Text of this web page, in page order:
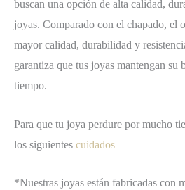
buscan una opción de alta calidad,
joyas. Comparado con el chapado, el
mayor calidad, durabilidad y
garantiza que tus joyas mantengan
tiempo.
Para que tu joya perdure por mucho
los siguientes cuidados
*Nuestras joyas están fabricadas con